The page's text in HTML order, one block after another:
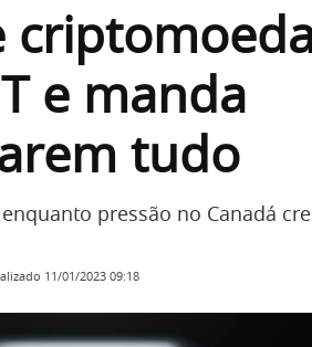
e manda
tudo
pressão no Canadá
11/01/2023 09:18